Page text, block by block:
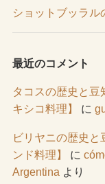
ショットブッラル
最近のコメント
タコスの歴史と豆
キシコ料理】
に
ビリヤニの歴史と
ンド料理】
に
Argentina より